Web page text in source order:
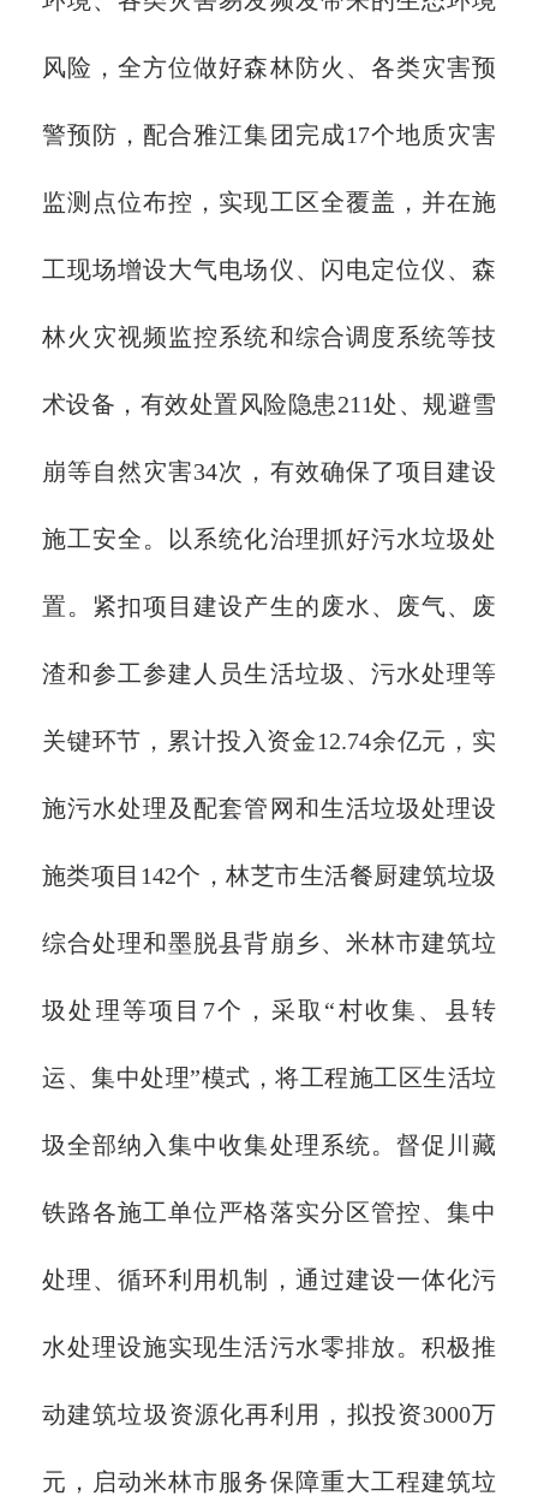
风险，全方位做好森林防火、各类灾害预
警预防，配合雅江集团完成17个地质灾害
监测点位布控，实现工区全覆盖，并在施
工现场增设大气电场仪、闪电定位仪、森
林火灾视频监控系统和综合调度系统等技
术设备，有效处置风险隐患211处、规避雪
崩等自然灾害34次，有效确保了项目建设
施工安全。以系统化治理抓好污水垃圾处
置。紧扣项目建设产生的废水、废气、废
渣和参工参建人员生活垃圾、污水处理等
关键环节，累计投入资金12.74余亿元，实
施污水处理及配套管网和生活垃圾处理设
施类项目142个，林芝市生活餐厨建筑垃圾
综合处理和墨脱县背崩乡、米林市建筑垃
圾处理等项目7个，采取“村收集、县转
运、集中处理”模式，将工程施工区生活垃
圾全部纳入集中收集处理系统。督促川藏
铁路各施工单位严格落实分区管控、集中
处理、循环利用机制，通过建设一体化污
水处理设施实现生活污水零排放。积极推
动建筑垃圾资源化再利用，拟投资3000万
元，启动米林市服务保障重大工程建筑垃